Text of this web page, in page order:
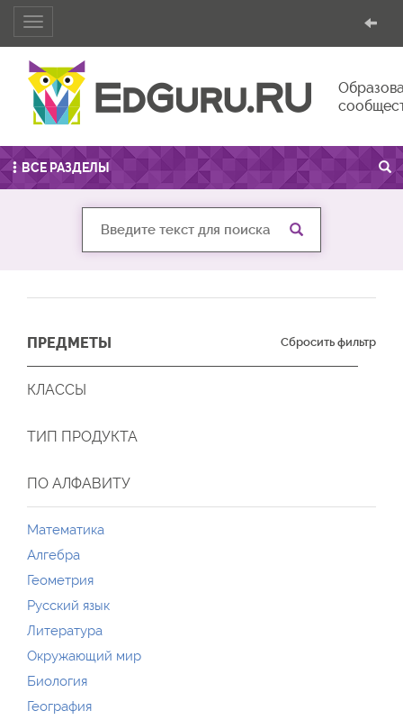
Toggle
navigation
ВСЕ РАЗДЕЛЫ
ПРЕДМЕТЫ
КЛАССЫ
ТИП ПРОДУКТА
ПО АЛФАВИТУ
Сбросить фильтр
Математика
Алгебра
Геометрия
Русский язык
Литература
Окружающий мир
Биология
География